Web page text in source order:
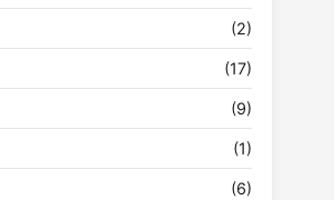
(2)
(17)
(9)
(1)
(6)